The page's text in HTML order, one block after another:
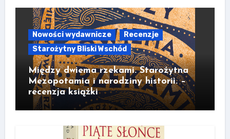
Nowości wydawnicze
Recenzje
Starożytny Bliski Wschód
Między dwiema rzekami. Starożytna
Mezopotamia i narodziny historii. –
recenzja książki